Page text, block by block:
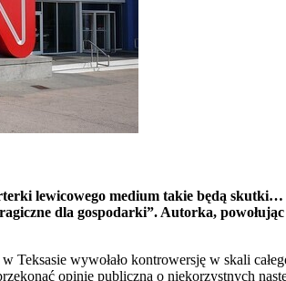
lewicowego medium takie będą
dla gospodarki”. Autorka,
Teksasie wywołało kontrowersję w skali
opinię publiczną o niekorzystnych